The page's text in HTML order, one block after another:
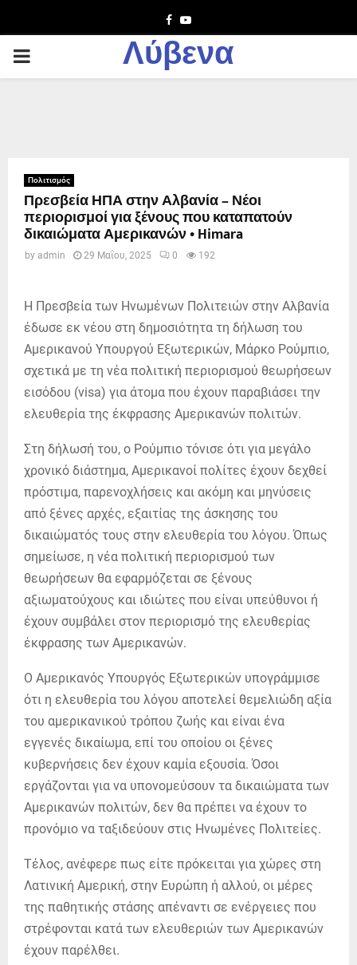
Facebook
Youtube
PRIMARY
Λύβενα
Πολιτισμός
Πρεσβεία ΗΠΑ στην Αλβανία – Νέοι
περιορισμοί για ξένους που καταπατούν
δικαιώματα Αμερικανών • Himara
by admin 29 Μαΐου, 2025 0 192
Η Πρεσβεία των Ηνωμένων Πολιτειών στην Αλβανία
έδωσε εκ νέου στη δημοσιότητα τη δήλωση του
Αμερικανού Υπουργού Εξωτερικών, Μάρκο Ρούμπιο,
σχετικά με τη νέα πολιτική περιορισμού θεωρήσεων
εισόδου (visa) για άτομα που έχουν παραβιάσει την
ελευθερία της έκφρασης Αμερικανών πολιτών.
Στη δήλωσή του, ο Ρούμπιο τόνισε ότι για μεγάλο
χρονικό διάστημα, Αμερικανοί πολίτες έχουν δεχθεί
πρόστιμα, παρενοχλήσεις και ακόμη και μηνύσεις
από ξένες αρχές, εξαιτίας της άσκησης του
δικαιώματός τους στην ελευθερία του λόγου. Όπως
σημείωσε, η νέα πολιτική περιορισμού των
θεωρήσεων θα εφαρμόζεται σε ξένους
αξιωματούχους και ιδιώτες που είναι υπεύθυνοι ή
έχουν συμβάλει στον περιορισμό της ελευθερίας
έκφρασης των Αμερικανών.
Ο Αμερικανός Υπουργός Εξωτερικών υπογράμμισε
ότι η ελευθερία του λόγου αποτελεί θεμελιώδη αξία
του αμερικανικού τρόπου ζωής και είναι ένα
εγγενές δικαίωμα, επί του οποίου οι ξένες
κυβερνήσεις δεν έχουν καμία εξουσία. Όσοι
εργάζονται για να υπονομεύσουν τα δικαιώματα των
Αμερικανών πολιτών, δεν θα πρέπει να έχουν το
προνόμιο να ταξιδεύουν στις Ηνωμένες Πολιτείες.
Τέλος, ανέφερε πως είτε πρόκειται για χώρες στη
Λατινική Αμερική, στην Ευρώπη ή αλλού, οι μέρες
της παθητικής στάσης απέναντι σε ενέργειες που
στρέφονται κατά των ελευθεριών των Αμερικανών
έχουν παρέλθει.